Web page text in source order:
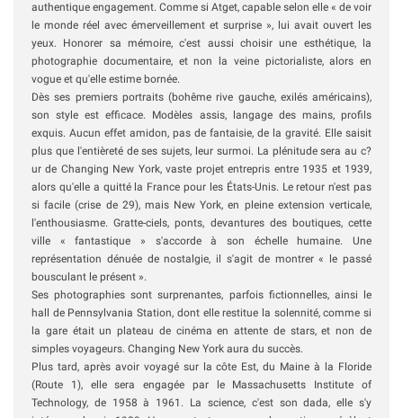
authentique engagement. Comme si Atget, capable selon elle « de voir
le monde réel avec émerveillement et surprise », lui avait ouvert les
yeux. Honorer sa mémoire, c'est aussi choisir une esthétique, la
photographie documentaire, et non la veine pictorialiste, alors en
vogue et qu'elle estime bornée.
Dès ses premiers portraits (bohême rive gauche, exilés américains),
son style est efficace. Modèles assis, langage des mains, profils
exquis. Aucun effet amidon, pas de fantaisie, de la gravité. Elle saisit
plus que l'entièreté de ses sujets, leur surmoi. La plénitude sera au c?
ur de Changing New York,vaste projet entrepris entre 1935 et 1939,
alors qu'elle a quitté la France pour les États-Unis. Le retour n'est pas
si facile (crise de 29), mais New York, en pleine extension verticale,
l'enthousiasme. Gratte-ciels, ponts, devantures des boutiques, cette
ville « fantastique » s'accorde à son échelle humaine. Une
représentation dénuée de nostalgie, il s'agit de montrer « le passé
bousculant le présent ».
Ses photographies sont surprenantes, parfois fictionnelles, ainsi le
hall de Pennsylvania Station, dont elle restitue la solennité, comme si
la gare était un plateau de cinéma en attente de stars, et non de
simples voyageurs. Changing New York aura du succès.
Plus tard, après avoir voyagé sur la côte Est, du Maine à la Floride
(Route 1), elle sera engagée par le Massachusetts Institute of
Technology, de 1958 à 1961. La science, c'est son dada, elle s'y